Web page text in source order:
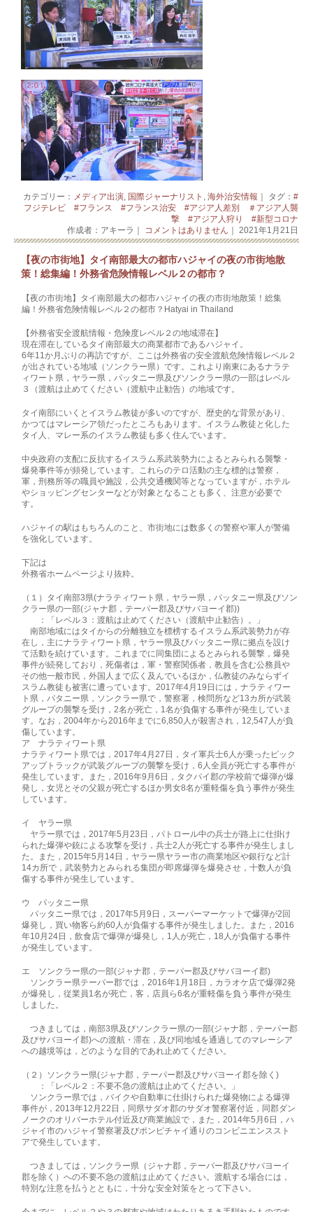
カテゴリー： メディア出演, 国際ジャーナリスト , 海外治安情報 ｜ タグ： #
フジテレビ #フランス #フランス治安 #アジア人差別 ＃アジア人襲
撃 #アジア人狩り #新型コロナ
作成者：アキーラ｜ コメントはありません ｜ 2021年1月21日
【夜の市街地】タイ南部最大の都市ハジャイの夜の市街地散
策！総集編！外務省危険情報レベル２の都市？
【夜の市街地】タイ南部最大の都市ハジャイの夜の市街地散策！総集
編！外務省危険情報レベル２の都市？Hatyai in Thailand
【外務省安全渡航情報・危険度レベル２の地域滞在】
現在滞在しているタイ南部最大の商業都市であるハジャイ。
6年11か月ぶりの再訪ですが、ここは外務省の安全渡航危険情報レベル２
が出されている地域（ソンクラー県）です。これより南東にあるナラテ
ィワート県，ヤラー県，パッタニー県及びソンクラー県の一部はレベル
３（渡航は止めてください（渡航中止勧告）の地域です。
タイ南部にいくとイスラム教徒が多いのですが、歴史的な背景があり、
かつてはマレーシア領だったところもあります。イスラム教徒と化した
タイ人、マレー系のイスラム教徒も多く住んでいます。
中央政府の支配に反抗するイスラム系武装勢力によるとみられる襲撃・
爆発事件等が頻発しています。これらのテロ活動の主な標的は警察，
軍，刑務所等の職員や施設，公共交通機関等となっていますが，ホテル
やショッピングセンターなどが対象となることも多く、注意が必要で
す。
ハジャイの駅はもちろんのこと、市街地には数多くの警察や軍人が警備
を強化しています。
下記は
外務省ホームページより抜粋。
（１）タイ南部3県(ナラティワート県，ヤラー県，パッタニー県及びソン
クラー県の一部(ジャナ郡，テーパー郡及びサバヨーイ郡))
：「レベル３：渡航は止めてください（渡航中止勧告）。」
南部地域にはタイからの分離独立を標榜するイスラム系武装勢力が存
在し，主にナラティワート県，ヤラー県及びパッタニー県に拠点を設け
て活動を続けています。これまでに同集団によるとみられる襲撃，爆発
事件が続発しており，死傷者は，軍・警察関係者，教員を含む公務員や
その他一般市民，外国人まで広く及んでいるほか，仏教徒のみならずイ
スラム教徒も被害に遭っています。2017年4月19日には，ナラティワー
ト県，パタニー県，ソンクラー県で，警察署，検問所など13カ所が武装
グループの襲撃を受け，2名が死亡，1名が負傷する事件が発生していま
す。なお，2004年から2016年までに6,850人が殺害され，12,547人が負
傷しています。
ア ナラティワート県
ナラティワート県では，2017年4月27日，タイ軍兵士6人が乗ったピック
アップトラックが武装グループの襲撃を受け，6人全員が死亡する事件が
発生しています。また，2016年9月6日，タクバイ郡の学校前で爆弾が爆
発し，女児とその父親が死亡するほか男女8名が重軽傷を負う事件が発生
しています。
イ ヤラー県
ヤラー県では，2017年5月23日，パトロール中の兵士が路上に仕掛け
られた爆弾や銃による攻撃を受け，兵士2人が死亡する事件が発生しまし
た。また，2015年5月14日，ヤラー県ヤラー市の商業地区や銀行など計
14カ所で，武装勢力とみられる集団が即席爆弾を爆発させ，十数人が負
傷する事件が発生しています。
ウ パッタニー県
パッタニー県では，2017年5月9日，スーパーマーケットで爆弾が2回
爆発し，買い物客ら約60人が負傷する事件が発生しました。また，2016
年10月24日，飲食店で爆弾が爆発し，1人が死亡，18人が負傷する事件
が発生しています。
エ ソンクラー県の一部(ジャナ郡，テーパー郡及びサバヨーイ郡)
ソンクラー県テーパー郡では，2016年1月18日，カラオケ店で爆弾2発
が爆発し，従業員1名が死亡，客，店員ら6名が重軽傷を負う事件が発生
しました。
つきましては，南部3県及びソンクラー県の一部(ジャナ郡，テーパー郡
及びサバヨーイ郡)への渡航・滞在，及び同地域を通過してのマレーシア
への越境等は，どのような目的であれ止めてください。
（２）ソンクラー県(ジャナ郡，テーパー郡及びサバヨーイ郡を除く)
：「レベル２：不要不急の渡航は止めてください。」
ソンクラー県では，バイクや自動車に仕掛けられた爆発物による爆弾
事件が，2013年12月22日，同県サダオ郡のサダオ警察署付近，同郡ダン
ノークのオリバーホテル付近及び商業施設で，また，2014年5月6日，ハ
ジャイ市のハジャイ警察署及びポンピチャイ通りのコンビニエンススト
アで発生しています。
つきましては，ソンクラー県（ジャナ郡，テーパー郡及びサバヨーイ
郡を除く）への不要不急の渡航は止めてください。渡航する場合には，
特別な注意を払うとともに，十分な安全対策をとって下さい。